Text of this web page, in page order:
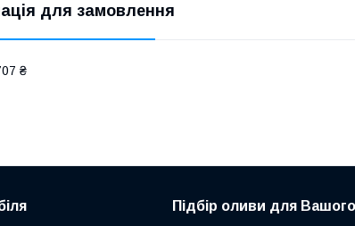
для замовлення
₴
Підбір оливи для